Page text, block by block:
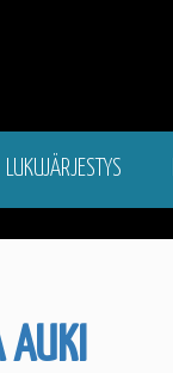
LUKUJÄRJESTYS
AUKI